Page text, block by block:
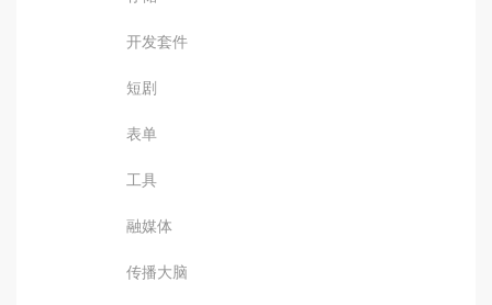
开发套件
短剧
表单
工具
融媒体
传播大脑